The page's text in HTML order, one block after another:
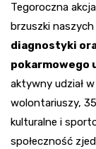
Tegoroczna
brzuszki naszych
diagnostyki
pokarmowego
aktywny udział w
wolontariuszy,
kulturalne i
społeczność